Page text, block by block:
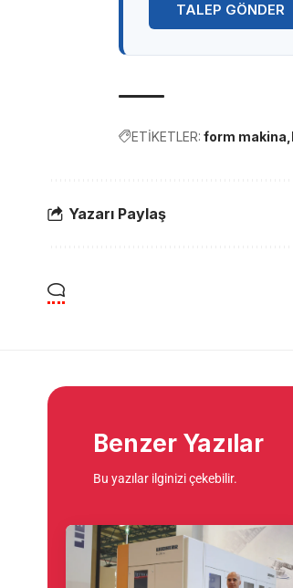
TALEP GÖNDER
ETİKETLER: form makina
Yazarı Paylaş
Benzer Yazılar
Bu yazılar ilginizi çekebilir.